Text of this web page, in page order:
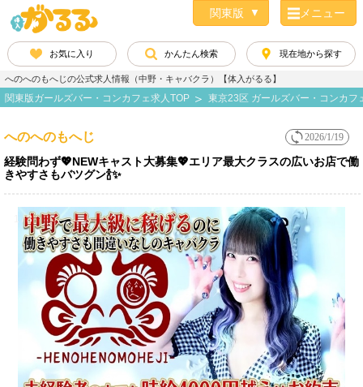
メニュー
お気に入り かんたん検索 現在地から探す
へのへのもへじの公式求人情報（中野・キャバクラ）【体入がるる】
関東版ガールズバー・コンカフェ求人TOP 東京23区 ガールズバー・コンカフ
2026/1/19
へのへのもへじ
経験問わず💖NEWキャスト大募集💖エリア最大クラスの広いお店で働
きやすさもバツグン🍾✨
1 / 3